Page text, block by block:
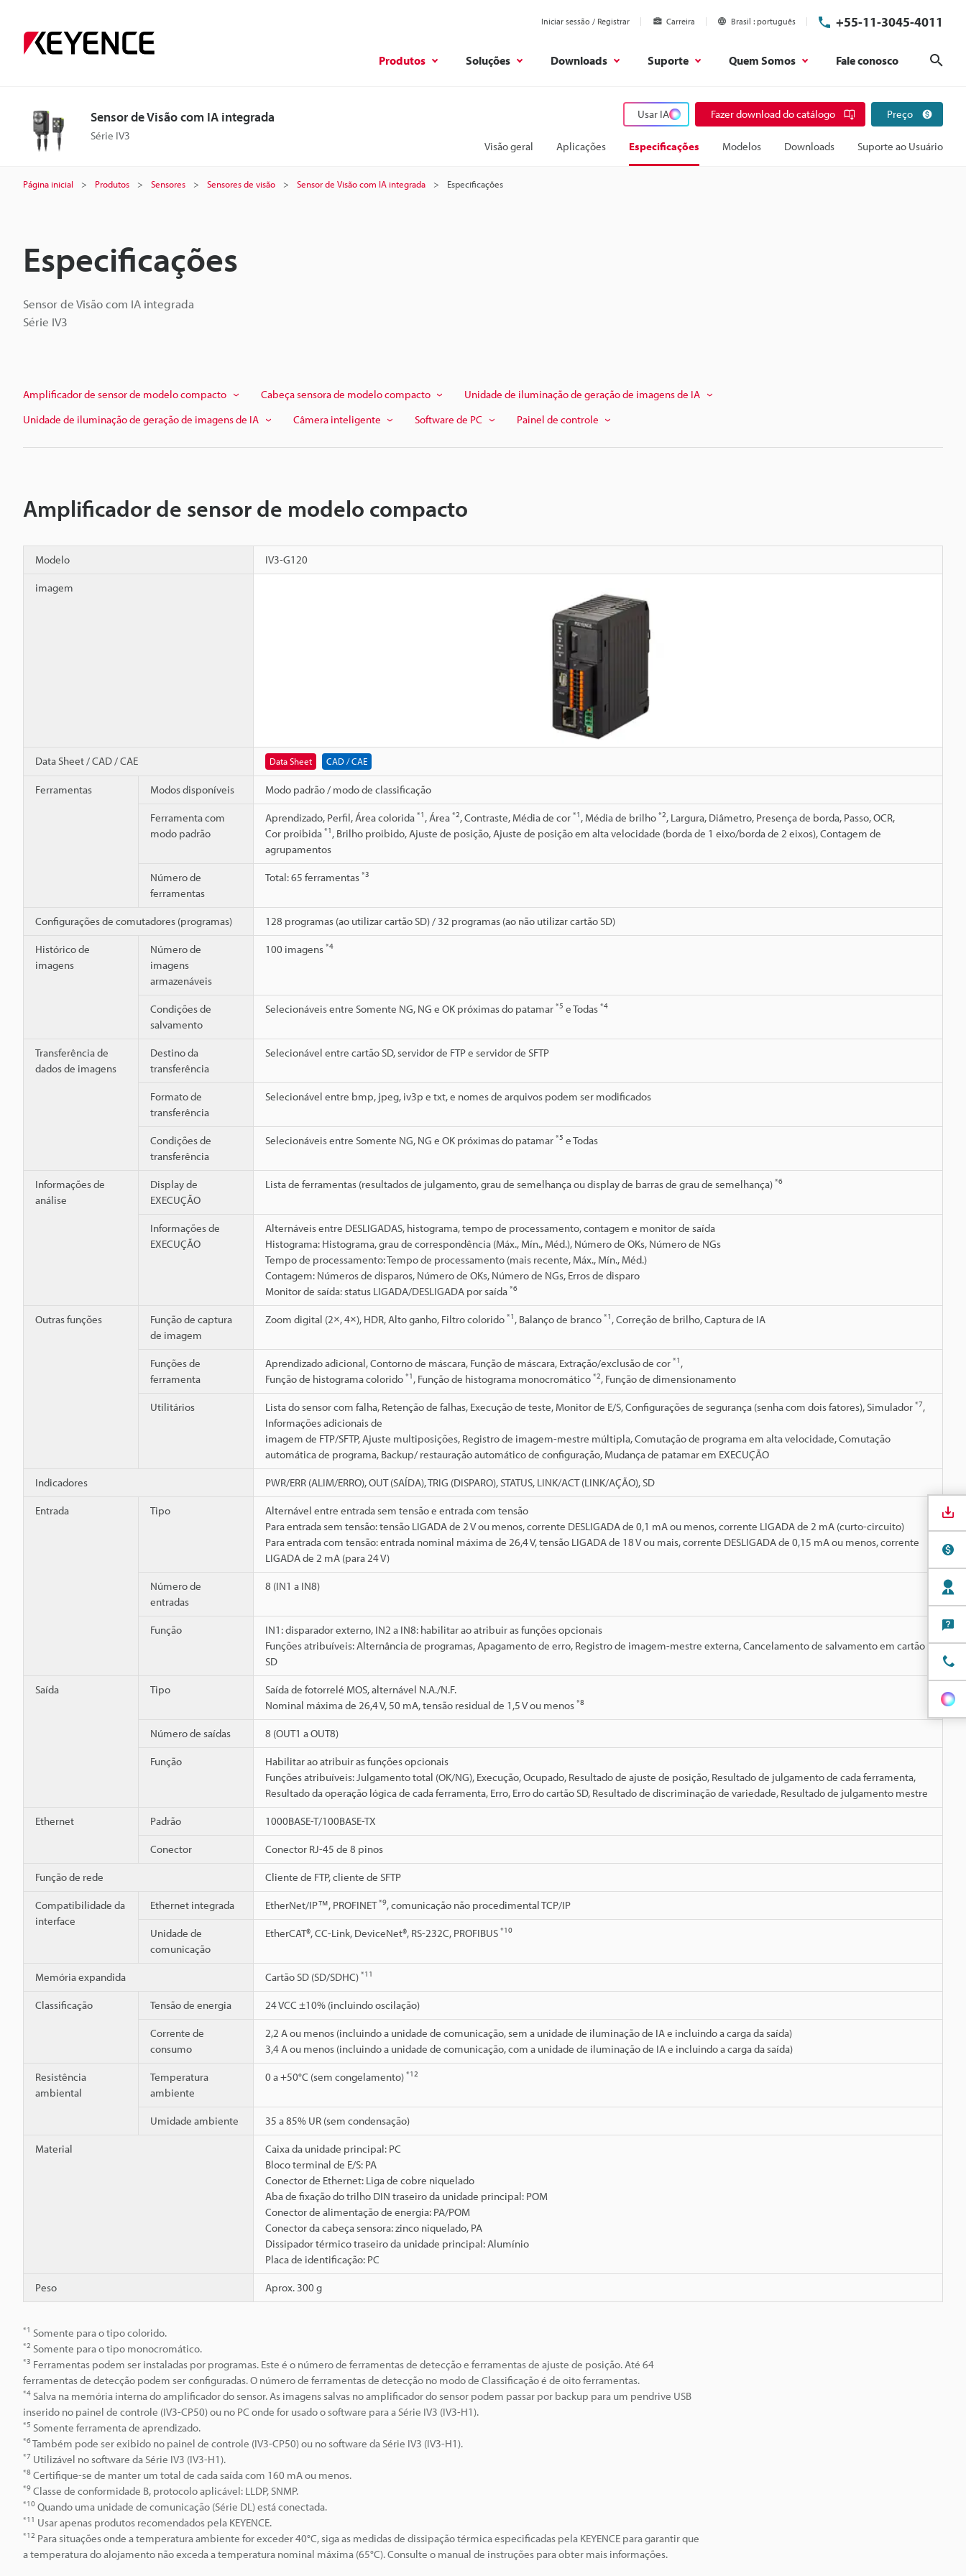
Iniciar sessão / Registrar Carreira Brasil português +55-11-3045-4011
Produtos Soluções Downloads Suporte Quem Somos Fale conosco
Sensor de Visão com IA integrada
Série IV3
Usar IA Fazer download do catálogo Preço
Visão geral Aplicações Especificações Modelos Downloads Suporte ao Usuário
Página inicial Produtos Sensores Sensores de visão Sensor de Visão com IA integrada Especificações
Especificações
Sensor de Visão com IA integrada
Série IV3
Amplificador de sensor de modelo compacto Cabeça sensora de modelo compacto
Unidade de iluminação de geração de imagens de IA
Unidade de iluminação de geração de imagens de IA
Câmera inteligente Software de PC Painel de controle
Amplificador de sensor de modelo compacto
Modelo IV3-G120
imagem
Data Sheet / CAD / CAE Data Sheet CAD / CAE
Ferramentas Modos disponíveis Modo padrão / modo de classificação
Ferramenta com
modo padrão
Aprendizado, Perfil, Área colorida *1 , Área *2, Contraste, Média de cor *1 , Média de brilho *2, Largura, Diâmetro, Presença de borda, Passo, OCR,
Cor proibida *1 , Brilho proibido, Ajuste de posição, Ajuste de posição em alta velocidade (borda de 1 eixo/borda de 2 eixos), Contagem de
agrupamentos
Número de
ferramentas
Total: 65 ferramentas *3
Configurações de comutadores (programas) 128 programas (ao utilizar cartão SD) / 32 programas (ao não utilizar cartão SD)
Histórico de
imagens
Número de
imagens
armazenáveis
100 imagens *4
Condições de
salvamento
Selecionáveis entre Somente NG, NG e OK próximas do patamar *5 e Todas *4
Transferência de
dados de imagens
Destino da
transferência
Selecionável entre cartão SD, servidor de FTP e servidor de SFTP
Formato de
transferência
Selecionável entre bmp, jpeg, iv3p e txt, e nomes de arquivos podem ser modificados
Condições de
transferência
Selecionáveis entre Somente NG, NG e OK próximas do patamar *5 e Todas
Informações de
análise
Display de
EXECUÇÃO
Lista de ferramentas (resultados de julgamento, grau de semelhança ou display de barras de grau de semelhança) *6
Informações de
EXECUÇÃO
Alternáveis entre DESLIGADAS, histograma, tempo de processamento, contagem e monitor de saída
Histograma: Histograma, grau de correspondência (Máx., Mín., Méd.), Número de OKs, Número de NGs
Tempo de processamento: Tempo de processamento (mais recente, Máx., Mín., Méd.)
Contagem: Números de disparos, Número de OKs, Número de NGs, Erros de disparo
Monitor de saída: status LIGADA/DESLIGADA por saída *6
Outras funções
Função de captura
de imagem
Zoom digital (2×, 4×), HDR, Alto ganho, Filtro colorido *1 , Balanço de branco *1 , Correção de brilho, Captura de IA
Funções de
ferramenta
Aprendizado adicional, Contorno de máscara, Função de máscara, Extração/exclusão de cor *1 ,
Função de histograma colorido *1 , Função de histograma monocromático *2, Função de dimensionamento
Utilitários Lista do sensor com falha, Retenção de falhas, Execução de teste, Monitor de E/S, Configurações de segurança (senha com dois fatores), Simulador *7,
Informações adicionais de
imagem de FTP/SFTP, Ajuste multiposições, Registro de imagem-mestre múltipla, Comutação de programa em alta velocidade, Comutação
automática de programa, Backup/ restauração automático de configuração, Mudança de patamar em EXECUÇÃO
Indicadores PWR/ERR (ALIM/ERRO), OUT (SAÍDA), TRIG (DISPARO), STATUS, LINK/ACT (LINK/AÇÃO), SD
Entrada Tipo
Alternável entre entrada sem tensão e entrada com tensão
Para entrada sem tensão: tensão LIGADA de 2 V ou menos, corrente DESLIGADA de 0,1 mA ou menos, corrente LIGADA de 2 mA (curto-circuito)
Para entrada com tensão: entrada nominal máxima de 26,4 V, tensão LIGADA de 18 V ou mais, corrente DESLIGADA de 0,15 mA ou menos, corrente
LIGADA de 2 mA (para 24 V)
Número de
entradas
8 (IN1 a IN8)
Função
IN1: disparador externo, IN2 a IN8: habilitar ao atribuir as funções opcionais
Funções atribuíveis: Alternância de programas, Apagamento de erro, Registro de imagem-mestre externa, Cancelamento de salvamento em cartão
SD
Saída Tipo
Saída de fotorrelé MOS, alternável N.A./N.F.
Nominal máxima de 26,4 V, 50 mA, tensão residual de 1,5 V ou menos *8
Número de saídas 8 (OUT1 a OUT8)
Função
Habilitar ao atribuir as funções opcionais
Funções atribuíveis: Julgamento total (OK/NG), Execução, Ocupado, Resultado de ajuste de posição, Resultado de julgamento de cada ferramenta,
Resultado da operação lógica de cada ferramenta, Erro, Erro do cartão SD, Resultado de discriminação de variedade, Resultado de julgamento mestre
Ethernet Padrão 1000BASE-T/100BASE-TX
Conector Conector RJ-45 de 8 pinos
Função de rede Cliente de FTP, cliente de SFTP
Compatibilidade da
interface
Ethernet integrada EtherNet/IP™, PROFINET*9, comunicação não procedimental TCP/IP
Unidade de
comunicação
EtherCAT®, CC-Link, DeviceNet®, RS-232C, PROFIBUS *10
Memória expandida Cartão SD (SD/SDHC) *11
Classificação Tensão de energia 24 VCC ±10% (incluindo oscilação)
Corrente de
consumo
2,2 A ou menos (incluindo a unidade de comunicação, sem a unidade de iluminação de IA e incluindo a carga da saída)
3,4 A ou menos (incluindo a unidade de comunicação, com a unidade de iluminação de IA e incluindo a carga da saída)
Resistência
ambiental
Temperatura
ambiente
0 a +50°C (sem congelamento) *12
Umidade ambiente 35 a 85% UR (sem condensação)
Material
Caixa da unidade principal: PC
Bloco terminal de E/S: PA
Conector de Ethernet: Liga de cobre niquelado
Aba de fixação do trilho DIN traseiro da unidade principal: POM
Conector de alimentação de energia: PA/POM
Conector da cabeça sensora: zinco niquelado, PA
Dissipador térmico traseiro da unidade principal: Alumínio
Placa de identificação: PC
Peso Aprox. 300 g
*1 Somente para o tipo colorido.
*2 Somente para o tipo monocromático.
*3 Ferramentas podem ser instaladas por programas. Este é o número de ferramentas de detecção e ferramentas de ajuste de posição. Até 64
ferramentas de detecção podem ser configuradas. O número de ferramentas de detecção no modo de Classificação é de oito ferramentas.
*4 Salva na memória interna do amplificador do sensor. As imagens salvas no amplificador do sensor podem passar por backup para um pendrive USB
inserido no painel de controle (IV3-CP50) ou no PC onde for usado o software para a Série IV3 (IV3-H1).
*5 Somente ferramenta de aprendizado.
*6Também pode ser exibido no painel de controle (IV3-CP50) ou no software da Série IV3 (IV3-H1).
*7 Utilizável no software da Série IV3 (IV3-H1).
*8 Certifique-se de manter um total de cada saída com 160 mA ou menos.
*9 Classe de conformidade B, protocolo aplicável: LLDP, SNMP.
*10 Quando uma unidade de comunicação (Série DL) está conectada.
*11 Usar apenas produtos recomendados pela KEYENCE.
*12 Para situações onde a temperatura ambiente for exceder 40°C, siga as medidas de dissipação térmica especificadas pela KEYENCE para garantir que
a temperatura do alojamento não exceda a temperatura nominal máxima (65°C). Consulte o manual de instruções para obter mais informações.